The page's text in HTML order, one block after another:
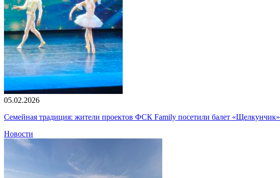
05.02.2026
Семейная традиция: жители проектов ФСК Family посетили балет «Щелкунчик»
Новости